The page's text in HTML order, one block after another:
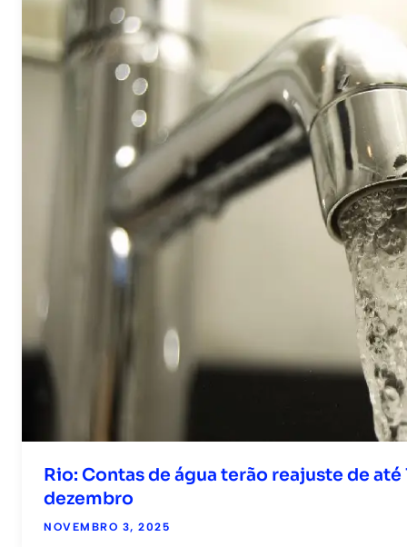
Rio: Contas de água terão reajuste de até
dezembro
NOVEMBRO 3, 2025